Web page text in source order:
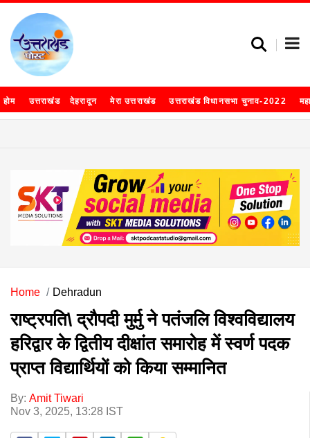
होम उत्तराखंड देहरादून मेरा उत्तराखंड उत्तराखंड विधानसभा चुनाव-2022
Home Dehradun
राष्ट्रपति\ द्रौपदी मुर्मु ने पतंजलि विश्वविद्यालय
हरिद्वार के द्वितीय दीक्षांत समारोह में स्वर्ण पदक
प्राप्त विद्यार्थियों को किया सम्मानित
By: Amit Tiwari
Nov 3, 2025, 13:28 IST